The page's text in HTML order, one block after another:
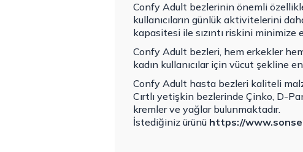
Confy Adult bezlerinin önemli
kullanıcıların günlük aktivitelerini
kapasitesi ile sızıntı riskini minimize
Confy Adult bezleri, hem erkekler
kadın kullanıcılar için vücut şekline
Confy Adult hasta bezleri kaliteli
Cırtlı yetişkin bezlerinde Çinko, D-
kremler ve yağlar bulunmaktadır.
İstediğiniz ürünü https://